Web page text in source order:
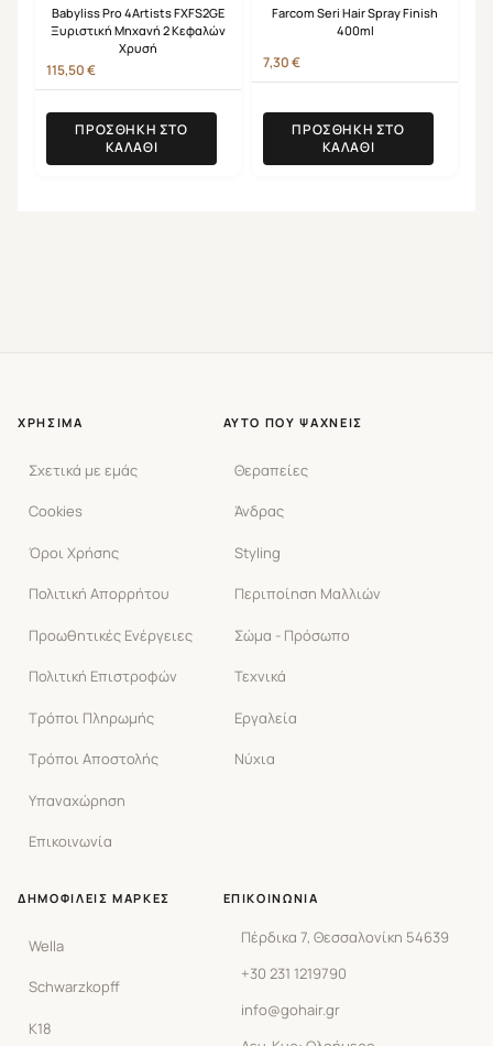
Babyliss Pro 4Artists FXFS2GE
Ξυριστική Μηχανή 2 Κεφαλών
Χρυσή
115,50€
ΠΡΟΣΘΉΚΗ ΣΤΟ
ΚΑΛΆΘΙ
Farcom Seri Hair Spray Finish
400ml
7,30€
ΠΡΟΣΘΉΚΗ ΣΤΟ
ΚΑΛΆΘΙ
ΧΡΉΣΙΜΑ
Σχετικά με εμάς
Cookies
Όροι Χρήσης
Πολιτική Απορρήτου
Προωθητικές Ενέργειες
Πολιτική Επιστροφών
Τρόποι Πληρωμής
Τρόποι Αποστολής
Υπαναχώρηση
Επικοινωνία
ΑΥΤΌ ΠΟΥ ΨΆΧΝΕΙΣ
Θεραπείες
Άνδρας
Styling
Περιποίηση Μαλλιών
Σώμα - Πρόσωπο
Τεχνικά
Εργαλεία
Νύχια
ΔΗΜΟΦΙΛΕΊΣ ΜΆΡΚΕΣ
Wella
Schwarzkopff
K18
ΕΠΙΚΟΙΝΩΝΊΑ
Πέρδικα 7, Θεσσαλονίκη 54639
+30 231 1219790
info@gohair.gr